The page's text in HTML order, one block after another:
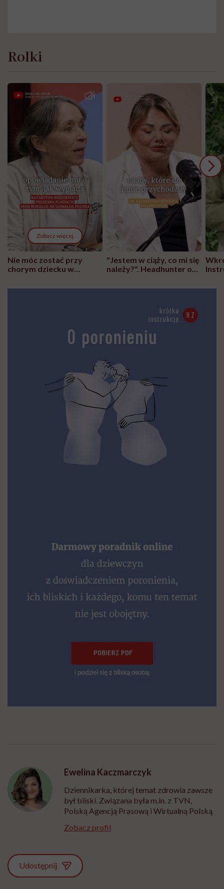
Rolki
Zobacz więcej
Nie móc zostać przy
chorym dziecku w
"Przeszkadzać w tym
"Jestem w ciąży, co mi się
należy?". Headhunter o
kobiet w ciąży na rynku
Ewelina Kaczmarczyk
Dziennikarka, której temat zdrowia zawsze
był bliski. Związana była m.in. z TVN,
Polską Agencją Prasową i Wirtualną Polską
Zobacz profil
Udostępnij